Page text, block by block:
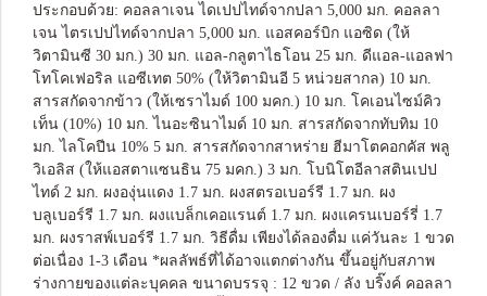
ประกอบด้วย: คอลลาเจน ไดเปปไทด์จากปลา 5,000 มก. คอลลา
เจน ไตรเปปไทด์จากปลา 5,000 มก. แอสคอร์บิก แอซิด (ให้
วิตามินซี 30 มก.) 30 มก. แอล-กลูตาไธโอน 25 มก. ดีแอล-แอลฟา
โทโคเฟอริล แอซีเทต 50% (ให้วิตามินอี 5 หน่วยสากล) 10 มก.
สารสกัดจากข้าว (ให้เซราไมด์ 100 มคก.) 10 มก. โคเอนไซม์คิว
เท็น (10%) 10 มก. ไนอะซินาไมด์ 10 มก. สารสกัดจากทับทิม 10
มก. ไลโคปีน 10% 5 มก. สารสกัดจากสาหร่าย ฮีมาโตคอกคัส พลู
วิเอลิส (ให้แอสตาแซนธิน 75 มคก.) 3 มก. โบนิโตอีลาสตินเปป
ไทด์ 2 มก. ผงองุ่นแดง 1.7 มก. ผงสตรอเบอร์รี 1.7 มก. ผง
บลูเบอร์รี 1.7 มก. ผงแบล็กเคอแรนต์ 1.7 มก. ผงแครนเบอร์รี่ 1.7
มก. ผงราสพ์เบอร์รี 1.7 มก. วิธีดื่ม เพียงได้ลองดื่ม แค่วันละ 1 ขวด
ต่อเนื่อง 1-3 เดือน *ผลลัพธ์ที่ได้อาจแตกต่างกัน ขึ้นอยู่กับสภาพ
ร่างกายของแต่ละบุคคล ขนาดบรรจุ : 12 ขวด / ลัง บริ๊งค์ คอลลา